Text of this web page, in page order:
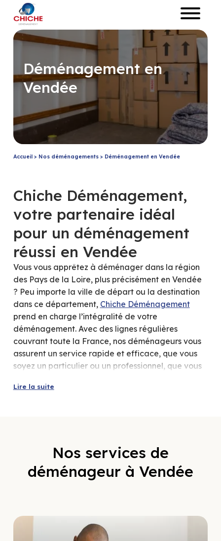
Déménagement en
Vendée
Accueil> Nos déménagements> Déménagement en Vendée
Chiche Déménagement,
votre partenaire idéal
pour un déménagement
réussi en Vendée
Vous vous apprêtez à déménager dans la région
des Pays de la Loire, plus précisément en Vendée
? Peu importe la ville de départ ou la destination
dans ce département, Chiche Déménagement
prend en charge l’intégralité de votre
déménagement. Avec des lignes régulières
couvrant toute la France, nos déménageurs vous
assurent un service rapide et efficace, que vous
soyez un particulier ou un professionnel, que vous
Nous vous proposons des solutions adaptées à vos
Lire la suite
Nos services de
déménageur à Vendée